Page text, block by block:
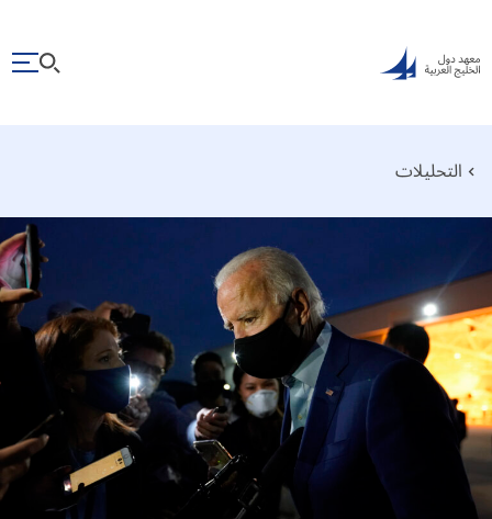
التحليلات